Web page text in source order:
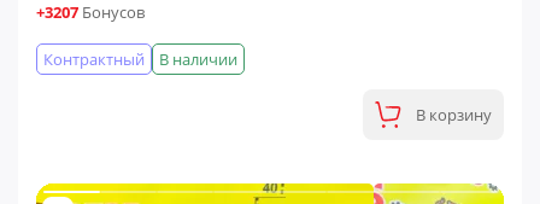
+3207 Бонусов
В наличии
Контрактный
В корзину